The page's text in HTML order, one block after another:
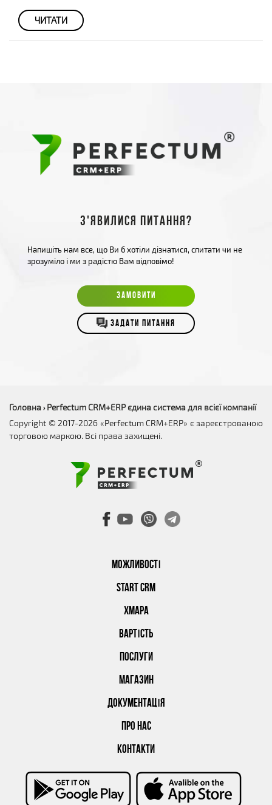
ЧИТАТИ
З'явилися питання?
Напишіть нам все, що Ви б хотіли дізнатися, спитати чи не
зрозуміло і ми з радістю Вам відповімо!
ЗАМОВИТИ
ЗАДАТИ ПИТАННЯ
МОЖЛИВОСТІ
START CRM
ХМАРА
ВАРТІСТЬ
ПОСЛУГИ
МАГАЗИН
ДОКУМЕНТАЦІЯ
ПРО НАС
КОНТАКТИ
Головна › Perfectum CRM+ERP єдина система для всієї компанії
Copyright © 2017-2026 «Perfectum CRM+ERP» є зареєстрованою
торговою маркою. Всі права захищені.